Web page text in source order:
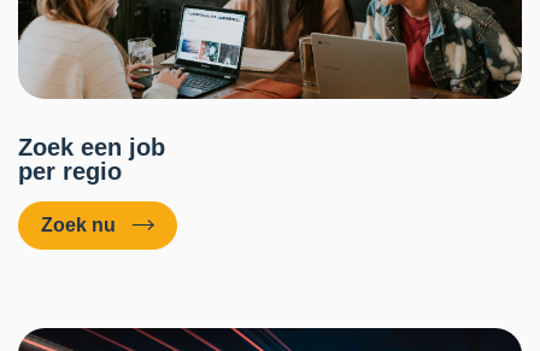
Zoek een job
per regio
Zoek nu